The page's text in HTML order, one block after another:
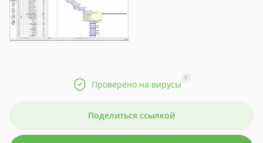
Проверено на вирусы
?
Поделиться ссылкой